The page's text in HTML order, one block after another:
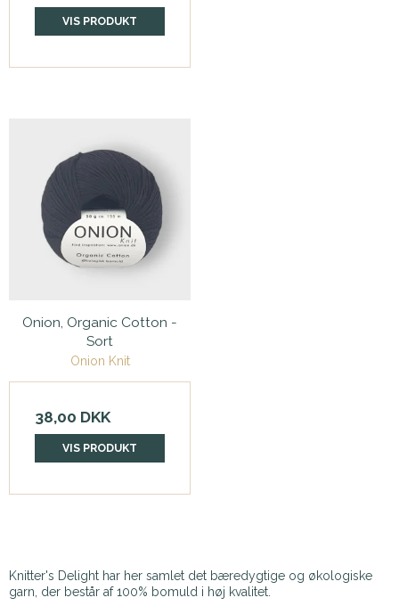
VIS PRODUKT
Onion, Organic Cotton -
Sort
Onion Knit
38,00 DKK
VIS PRODUKT
Knitter's Delight har her samlet det bæredygtige og økologiske
garn, der består af 100% bomuld i høj kvalitet.